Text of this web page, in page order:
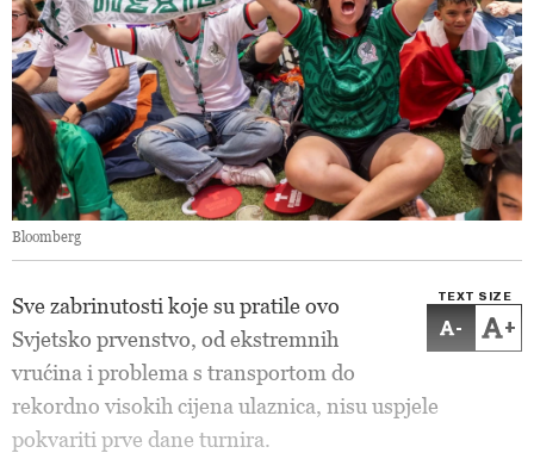
Bloomberg
TEXT SIZE
- +
Sve zabrinutosti koje su pratile ovo
Svjetsko prvenstvo, od ekstremnih
vrućina i problema s transportom do
rekordno visokih cijena ulaznica, nisu uspjele
pokvariti prve dane turnira.